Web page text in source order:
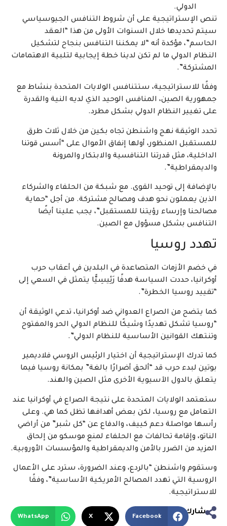
الدولي.
تنص الإستراتيجية على أن شروط التنافس الجيوسياسي
سيتم تحديدها خلال السنوات الأولى من هذا “العقد
الحاسم”، مؤكدة أنه “لا يمكننا التنافس بنجاح لتشكيل
النظام الدولي ما لم تكن لدينا خطة إيجابية لتلبية الاهتمامات
المشتركة”.
وفقًا للاستراتيجية، ستتنافس الولايات المتحدة بنشاط مع
جمهورية الصين، المنافس الوحيد الذي لديه النية والقدرة
على تغيير النظام الدولي بشكل مطرد.
تحدد الوثيقة نهج واشنطن تجاه بكين من خلال ثلاث طرق
للمستقبل المنظور، أولها إنفاق الأموال على “أسس قوتنا
الداخلية، مثل قدرتنا التنافسية والابتكار والمرونة
والديمقراطية”.
بالإضافة إلى توحيد القوى. مع شبكة من الحلفاء والشركاء
الذين يعملون نحو هدف ومصالح مشتركة. من أجل “حماية
مصالحنا وإرساء رؤيتنا للمستقبل”، يجب علينا أيضًا
التنافس بشكل مسؤول مع الصين.
تهدد روسيا
في خضم الأزمات المتصاعدة في البلدين في أعقاب حرب
أوكرانيا، حددت السياسة هدفًا رَئِيسِيًّا يتمثل في السعي إلى
“تقييد روسيا الخطرة”.
كما يتضح من الصراع العدواني ضد أوكرانيا، تدعي الوثيقة أن
“روسيا تشكل تهديدًا وشيكًا للنظام الدولي الحر والمفتوح
وتنتهك القوانين الأساسية للنظام الدولي”.
كما تدرك الإستراتيجية أن اختيار الرئيس الروسي فلاديمير
بوتين لبدء حرب قد “ألحق أضرارًا بالغة” بمكانة روسيا فيما
يتعلق بالدول الآسيوية الأخرى مثل الصين والهند.
ستعتمد الولايات المتحدة على نتيجة الصراع في أوكرانيا عند
التعامل مع روسيا، لكن بعض أهدافها تظل كما هي. وعلى
رأسها مواصلة دعم كييف، والدفاع عن “كل شبر” من أراضي
الناتو، وإقامة تحالفات مع الحلفاء لمنع موسكو من إلحاق
المزيد من الضرر بالأمن والديمقراطية والمؤسسات الأوروبية.
وستقوم واشنطن “بالردع، وعند الضرورة، سترد على الأعمال
الروسية التي تهدد المصالح الأمريكية الأساسية”، وفقًا
للاستراتيجية.
شارك
Facebook
X
WhatsApp